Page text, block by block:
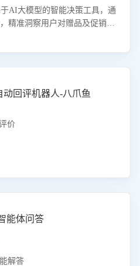
AI大模型的智能决策工具，通
精准洞察用户对赠品及促销政
赠品组合策略，优化资源投放
回评机器人-八爪鱼
价
能体问答
解答